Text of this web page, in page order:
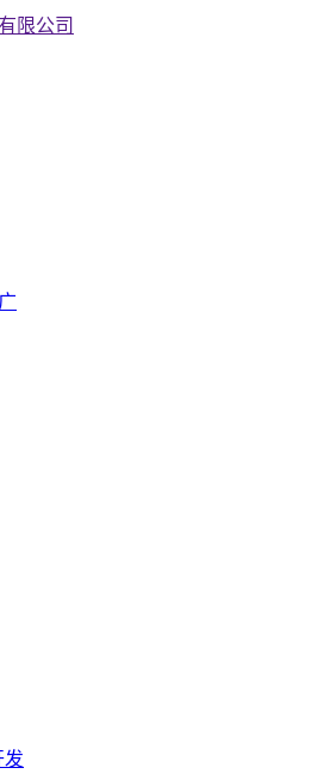
发